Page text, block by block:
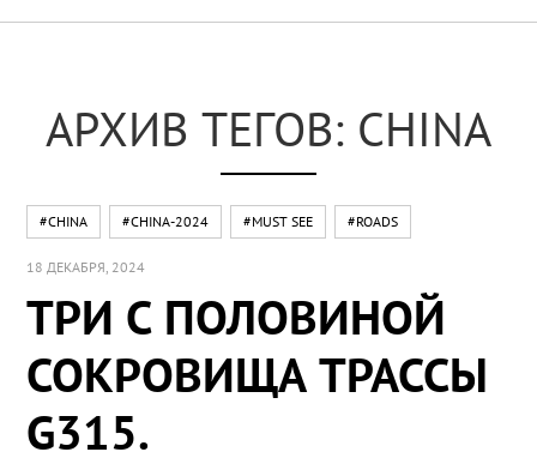
АРХИВ ТЕГОВ: CHINA
#CHINA #CHINA-2024 #MUST SEE #ROADS
18 ДЕКАБРЯ, 2024
ТРИ С ПОЛОВИНОЙ
СОКРОВИЩА ТРАССЫ
G315.